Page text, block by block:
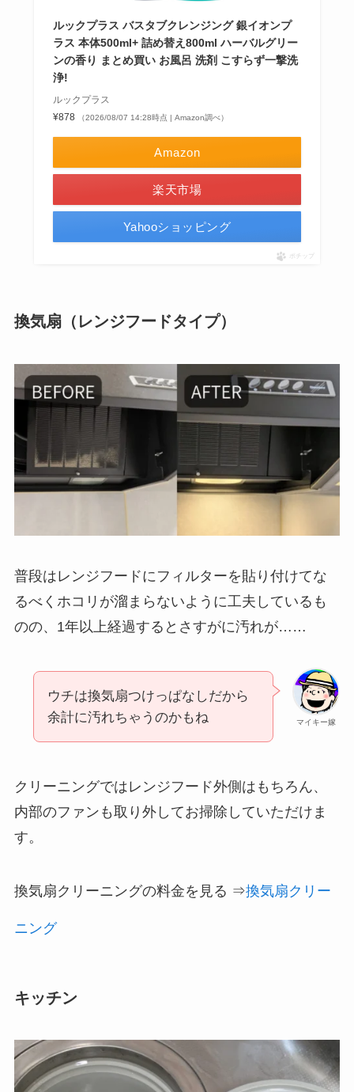
ルックプラス バスタブクレンジング 銀イオンプ
ラス 本体500ml+ 詰め替え800ml ハーバルグリー
ンの香り まとめ買い お風呂 洗剤 こすらず一撃洗
浄!
ルックプラス
¥878
（2026/08/07 14:28時点 | Amazon調べ）
Amazon
楽天市場
Yahooショッピング
ポチップ
換気扇（レンジフードタイプ）
普段はレンジフードにフィルターを貼り付けてな
るべくホコリが溜まらないように工夫しているも
のの、1年以上経過するとさすがに汚れが……
マイキー嫁
ウチは換気扇つけっぱなしだから
余計に汚れちゃうのかもね
クリーニングではレンジフード外側はもちろん、
内部のファンも取り外してお掃除していただけま
す。
換気扇クリーニングの料金を見る ⇒換気扇クリー
ニング
キッチン